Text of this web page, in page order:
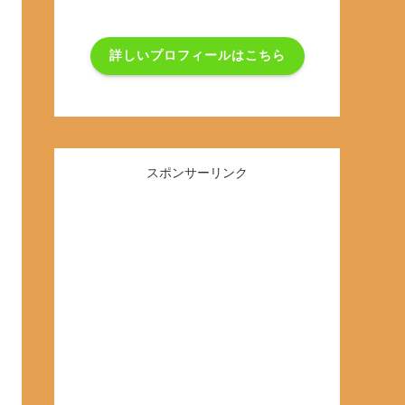
詳しいプロフィールはこちら
スポンサーリンク